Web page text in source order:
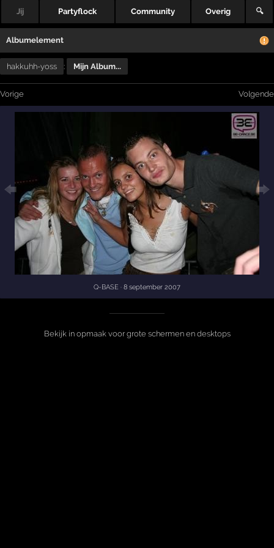
Jij Partyflock Community Overig 🔍
Albumelement
hakkuhh-yoss : Mijn Album...
Vorige Volgende
Q-BASE · 8 september 2007
Bekijk in opmaak voor grote schermen en desktops